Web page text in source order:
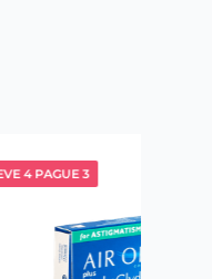
4 PAGUE 3